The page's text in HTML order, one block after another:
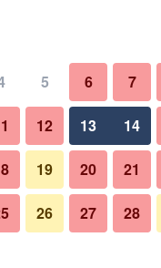
ที่ถูกที่สุด ราคาต่อคืน
ทั้งหมด (ต่อคืน)
฿5,475
฿5,493
5 6 7
12 13 14
19 20 21
26 27 28